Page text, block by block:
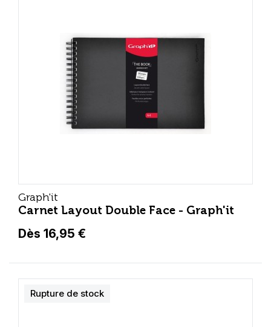
Graph'it
Carnet Layout Double Face - Graph'it
Dès 16,95 €
Rupture de stock